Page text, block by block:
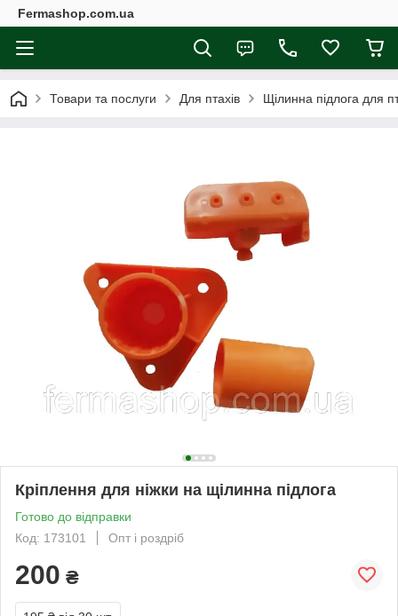
Fermashop.com.ua
Товари та послуги Для птахів Щілинна підлога для
Кріплення для ніжки на щілинна підлога
Готово до відправки
Код: 173101
Опт і роздріб
200 ₴